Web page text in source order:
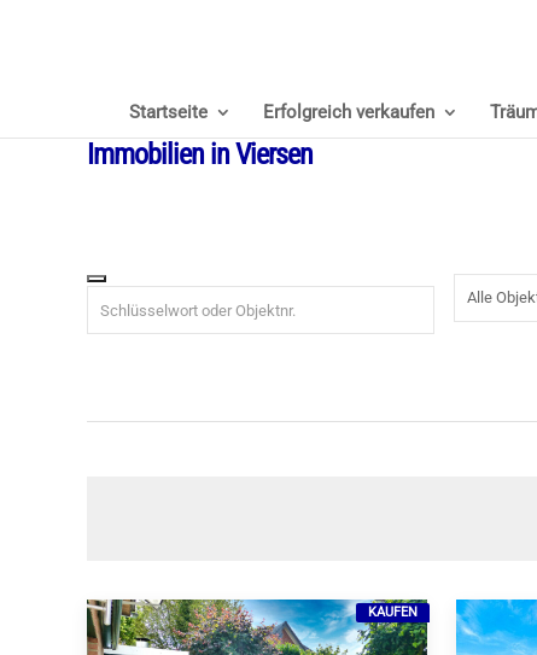
Startseite Erfolgreich verkaufen
Immobilien in Viersen
KAUFEN